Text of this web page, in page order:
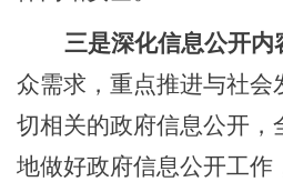
三是深化信息公开内
众需求，重点推进与社会
切相关的政府信息公开，
地做好政府信息公开工作